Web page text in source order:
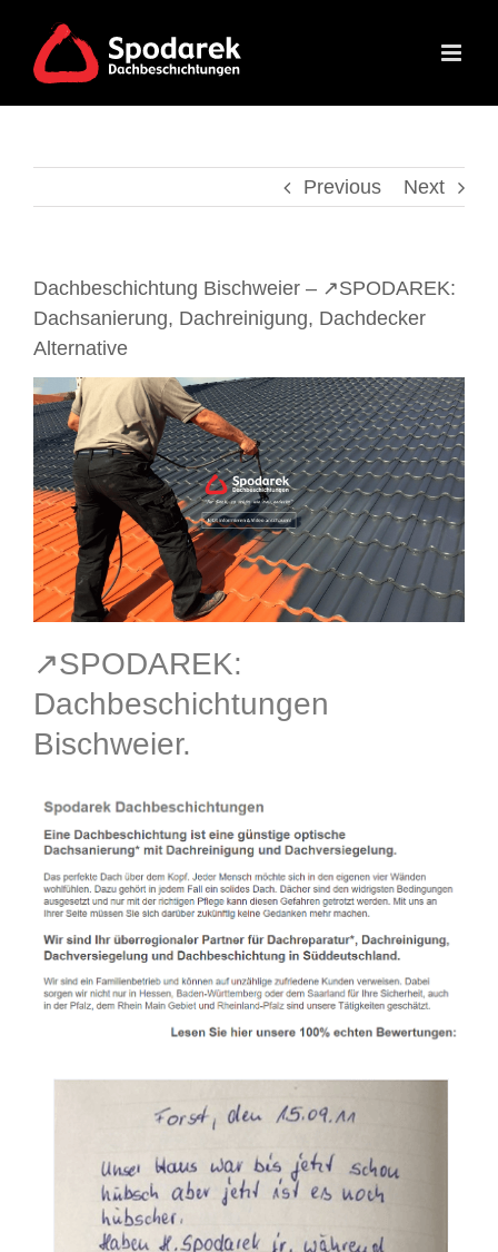
content
Previous Next
Dachbeschichtung Bischweier – ↗️SPODAREK:
Dachsanierung, Dachreinigung, Dachdecker
Alternative
↗️SPODAREK:
Dachbeschichtungen
Bischweier.